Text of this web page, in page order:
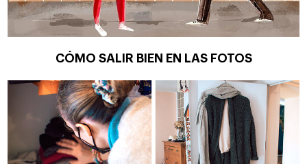
CÓMO SALIR BIEN EN LAS FOTOS